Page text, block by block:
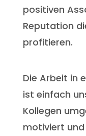
positiven
Reputation
profitieren.
Die Arbeit in
ist einfach
Kollegen
motiviert